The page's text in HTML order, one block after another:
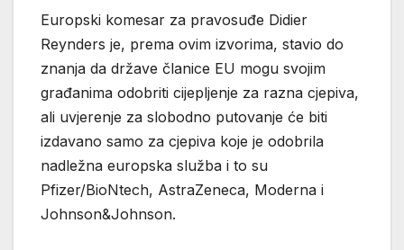
Europski komesar za pravosuđe Didier
Reynders je, prema ovim izvorima, stavio do
znanja da države članice EU mogu svojim
građanima odobriti cijepljenje za razna cjepiva,
ali uvjerenje za slobodno putovanje će biti
izdavano samo za cjepiva koje je odobrila
nadležna europska služba i to su
Pfizer/BioNtech, AstraZeneca, Moderna i
Johnson&Johnson.